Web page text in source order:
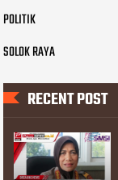
POLITIK
SOLOK RAYA
RECENT POST